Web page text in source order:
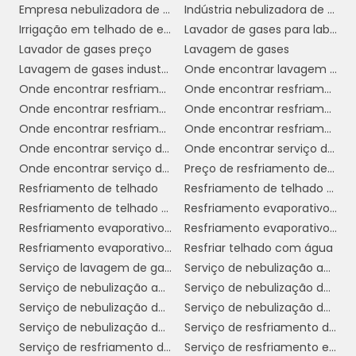
solução eficaz para a purificação do ar em
ambientes industriais, promovendo a saúde
dos trabalhadores e melhorando as
condições de trabalho em geral.
BENEFÍCIOS DA
NEBULIZAÇÃO PARA
AMBIENTES INDUSTRIAIS
Os benefícios da nebulização para ambientes
industriais são diversos e impactantes,
refletindo diretamente na saúde dos
colaboradores e na eficiência das operações.
A seguir, destacamos os principais aspectos
que tornam essa prática essencial para a
indústria moderna.
1. Melhoria da Qualidade do Ar:A
Empresa nebulizadora de ambientes
Indústria nebulizadora de ambientes
Irrigação em telhado de empresa
Lavador de gases para laboratório
Lavador de gases preço
Lavagem de gases
Lavagem de gases industriais
Onde encontrar lavagem de gases industriais
Onde encontrar resfriamento de telhado com água
Onde encontrar resfriamento de telhado em sp
Onde encontrar resfriamento de telhado por aspersão
Onde encontrar resfriamento de telhados
Onde encontrar resfriamento evaporativo
Onde encontrar resfriamento evaporativo em sp
Onde encontrar serviço de nebulização ambientes
Onde encontrar serviço de nebulização ambientes em sp
Onde encontrar serviço de resfriamento de telhado sp
Preço de resfriamento de telhado
Resfriamento de telhado
Resfriamento de telhado com água
Resfriamento de telhado por aspersão
Resfriamento evaporativo direto
Resfriamento evaporativo e umidificação
Resfriamento evaporativo indireto
Resfriamento evaporativo telhado
Resfriar telhado com água
Serviço de lavagem de gases industriais
Serviço de nebulização ambientes
Serviço de nebulização ambientes em sp
Serviço de nebulização de ambientes para empresas
Serviço de nebulização de ambientes para empresas em sp
Serviço de nebulização de ambientes para indústrias
Serviço de nebulização de ambientes para indústrias em sp
Serviço de resfriamento de telhado
Serviço de resfriamento de telhado com água
Serviço de resfriamento evaporativo